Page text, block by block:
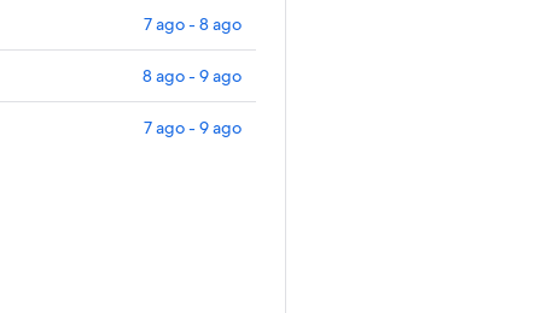
7 ago - 8 ago
8 ago - 9 ago
7 ago - 9 ago